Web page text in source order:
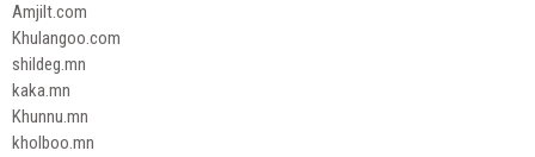
Amjilt.com
Khulangoo.com
shildeg.mn
kaka.mn
Khunnu.mn
kholboo.mn